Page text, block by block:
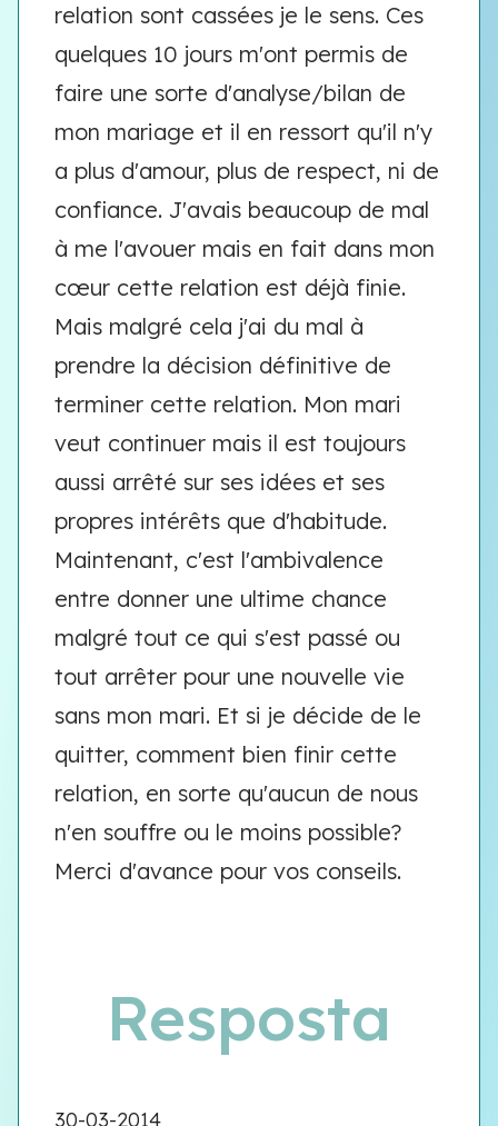
relation sont cassées je le sens. Ces
quelques 10 jours m'ont permis de
faire une sorte d'analyse/bilan de
mon mariage et il en ressort qu'il n'y
a plus d'amour, plus de respect, ni de
confiance. J'avais beaucoup de mal
à me l'avouer mais en fait dans mon
cœur cette relation est déjà finie.
Mais malgré cela j'ai du mal à
prendre la décision définitive de
terminer cette relation. Mon mari
veut continuer mais il est toujours
aussi arrêté sur ses idées et ses
propres intérêts que d'habitude.
Maintenant, c'est l'ambivalence
entre donner une ultime chance
malgré tout ce qui s'est passé ou
tout arrêter pour une nouvelle vie
sans mon mari. Et si je décide de le
quitter, comment bien finir cette
relation, en sorte qu'aucun de nous
n'en souffre ou le moins possible?
Merci d'avance pour vos conseils.
Resposta
30-03-2014